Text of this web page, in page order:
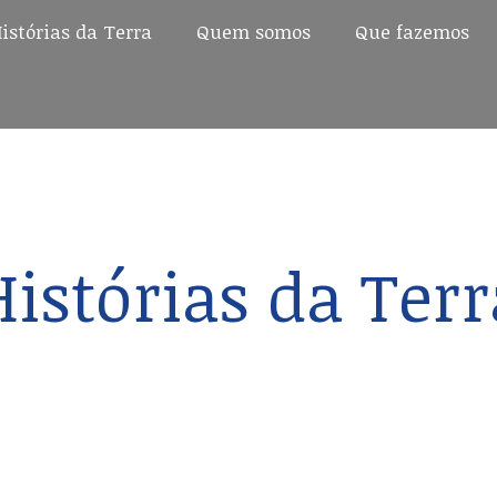
da Terra Quem somos Que fazemos
da
da Terra Quem somos Que fazemos